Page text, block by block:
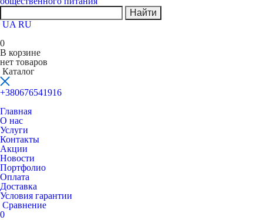
Найти
UA RU
0
В корзине
нет товаров
Каталог
+380676541916
Главная
О нас
Услуги
Контакты
Акции
Новости
Портфолио
Оплата
Доставка
Условия гарантии
Сравнение
0